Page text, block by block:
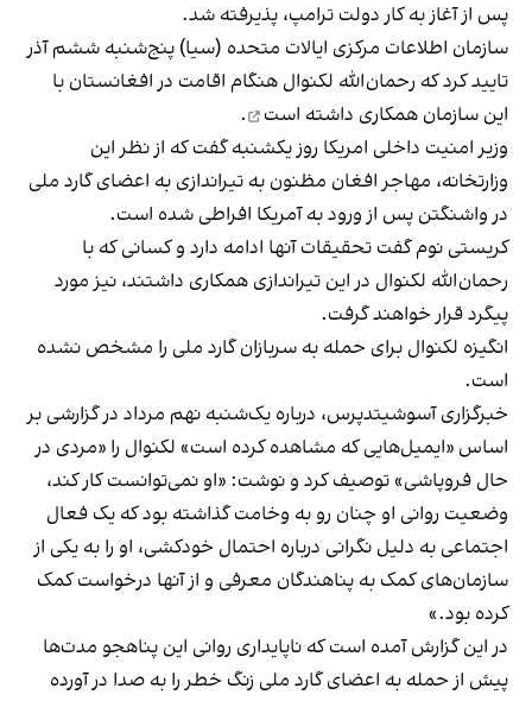
پس از آغاز به کار دولت ترامپ، پذیرفته شد.
سازمان اطلاعات مرکزی ایالات متحده (سیا) پنج‌شنبه ششم آذر
تایید کرد که رحمان‌الله لکنوال هنگام اقامت در افغانستان با
این سازمان همکاری داشته است
.
وزیر امنیت داخلی امریکا روز یکشنبه گفت که از نظر این
وزارتخانه، مهاجر افغان مظنون به تیراندازی به اعضای گارد ملی
در واشنگتن پس از ورود به آمریکا افراطی شده است.
کریستی نوم گفت تحقیقات آنها ادامه دارد و کسانی که با
رحمان‌الله لکنوال در این تیراندازی همکاری داشتند، نیز مورد
پیگرد قرار خواهند گرفت.
انگیزه لکنوال برای حمله به سربازان گارد ملی را مشخص نشده
است.
خبرگزاری آسوشیتدپرس، درباره یک‌شنبه نهم مرداد در گزارشی بر
اساس «ایمیل‌هایی که مشاهده کرده است» لکنوال را «مردی در
حال فروپاشی» توصیف کرد و نوشت: «او نمی‌توانست کار کند،
وضعیت روانی او چنان رو به وخامت گذاشته بود که یک فعال
اجتماعی به دلیل نگرانی درباره احتمال خودکشی، او را به یکی از
سازمان‌های کمک به پناهندگان معرفی و از آنها درخواست کمک
کرده بود.»
در این گزارش آمده است که ناپایداری روانی این پناهجو مدت‌ها
پیش از حمله به اعضای گارد ملی زنگ خطر را به صدا در آورده